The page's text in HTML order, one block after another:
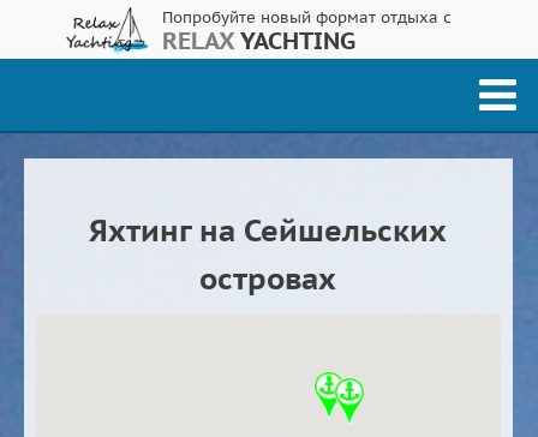
Попробуйте новый формат отдыха с
RELAXYACHTING
Яхтинг на Сейшельских
островах